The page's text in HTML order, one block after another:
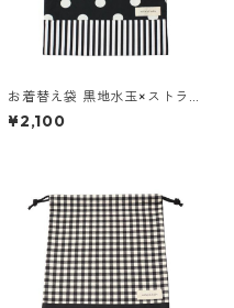
お着替え袋 黒地水玉×ストライ
プ 85-73051-2
¥2,100